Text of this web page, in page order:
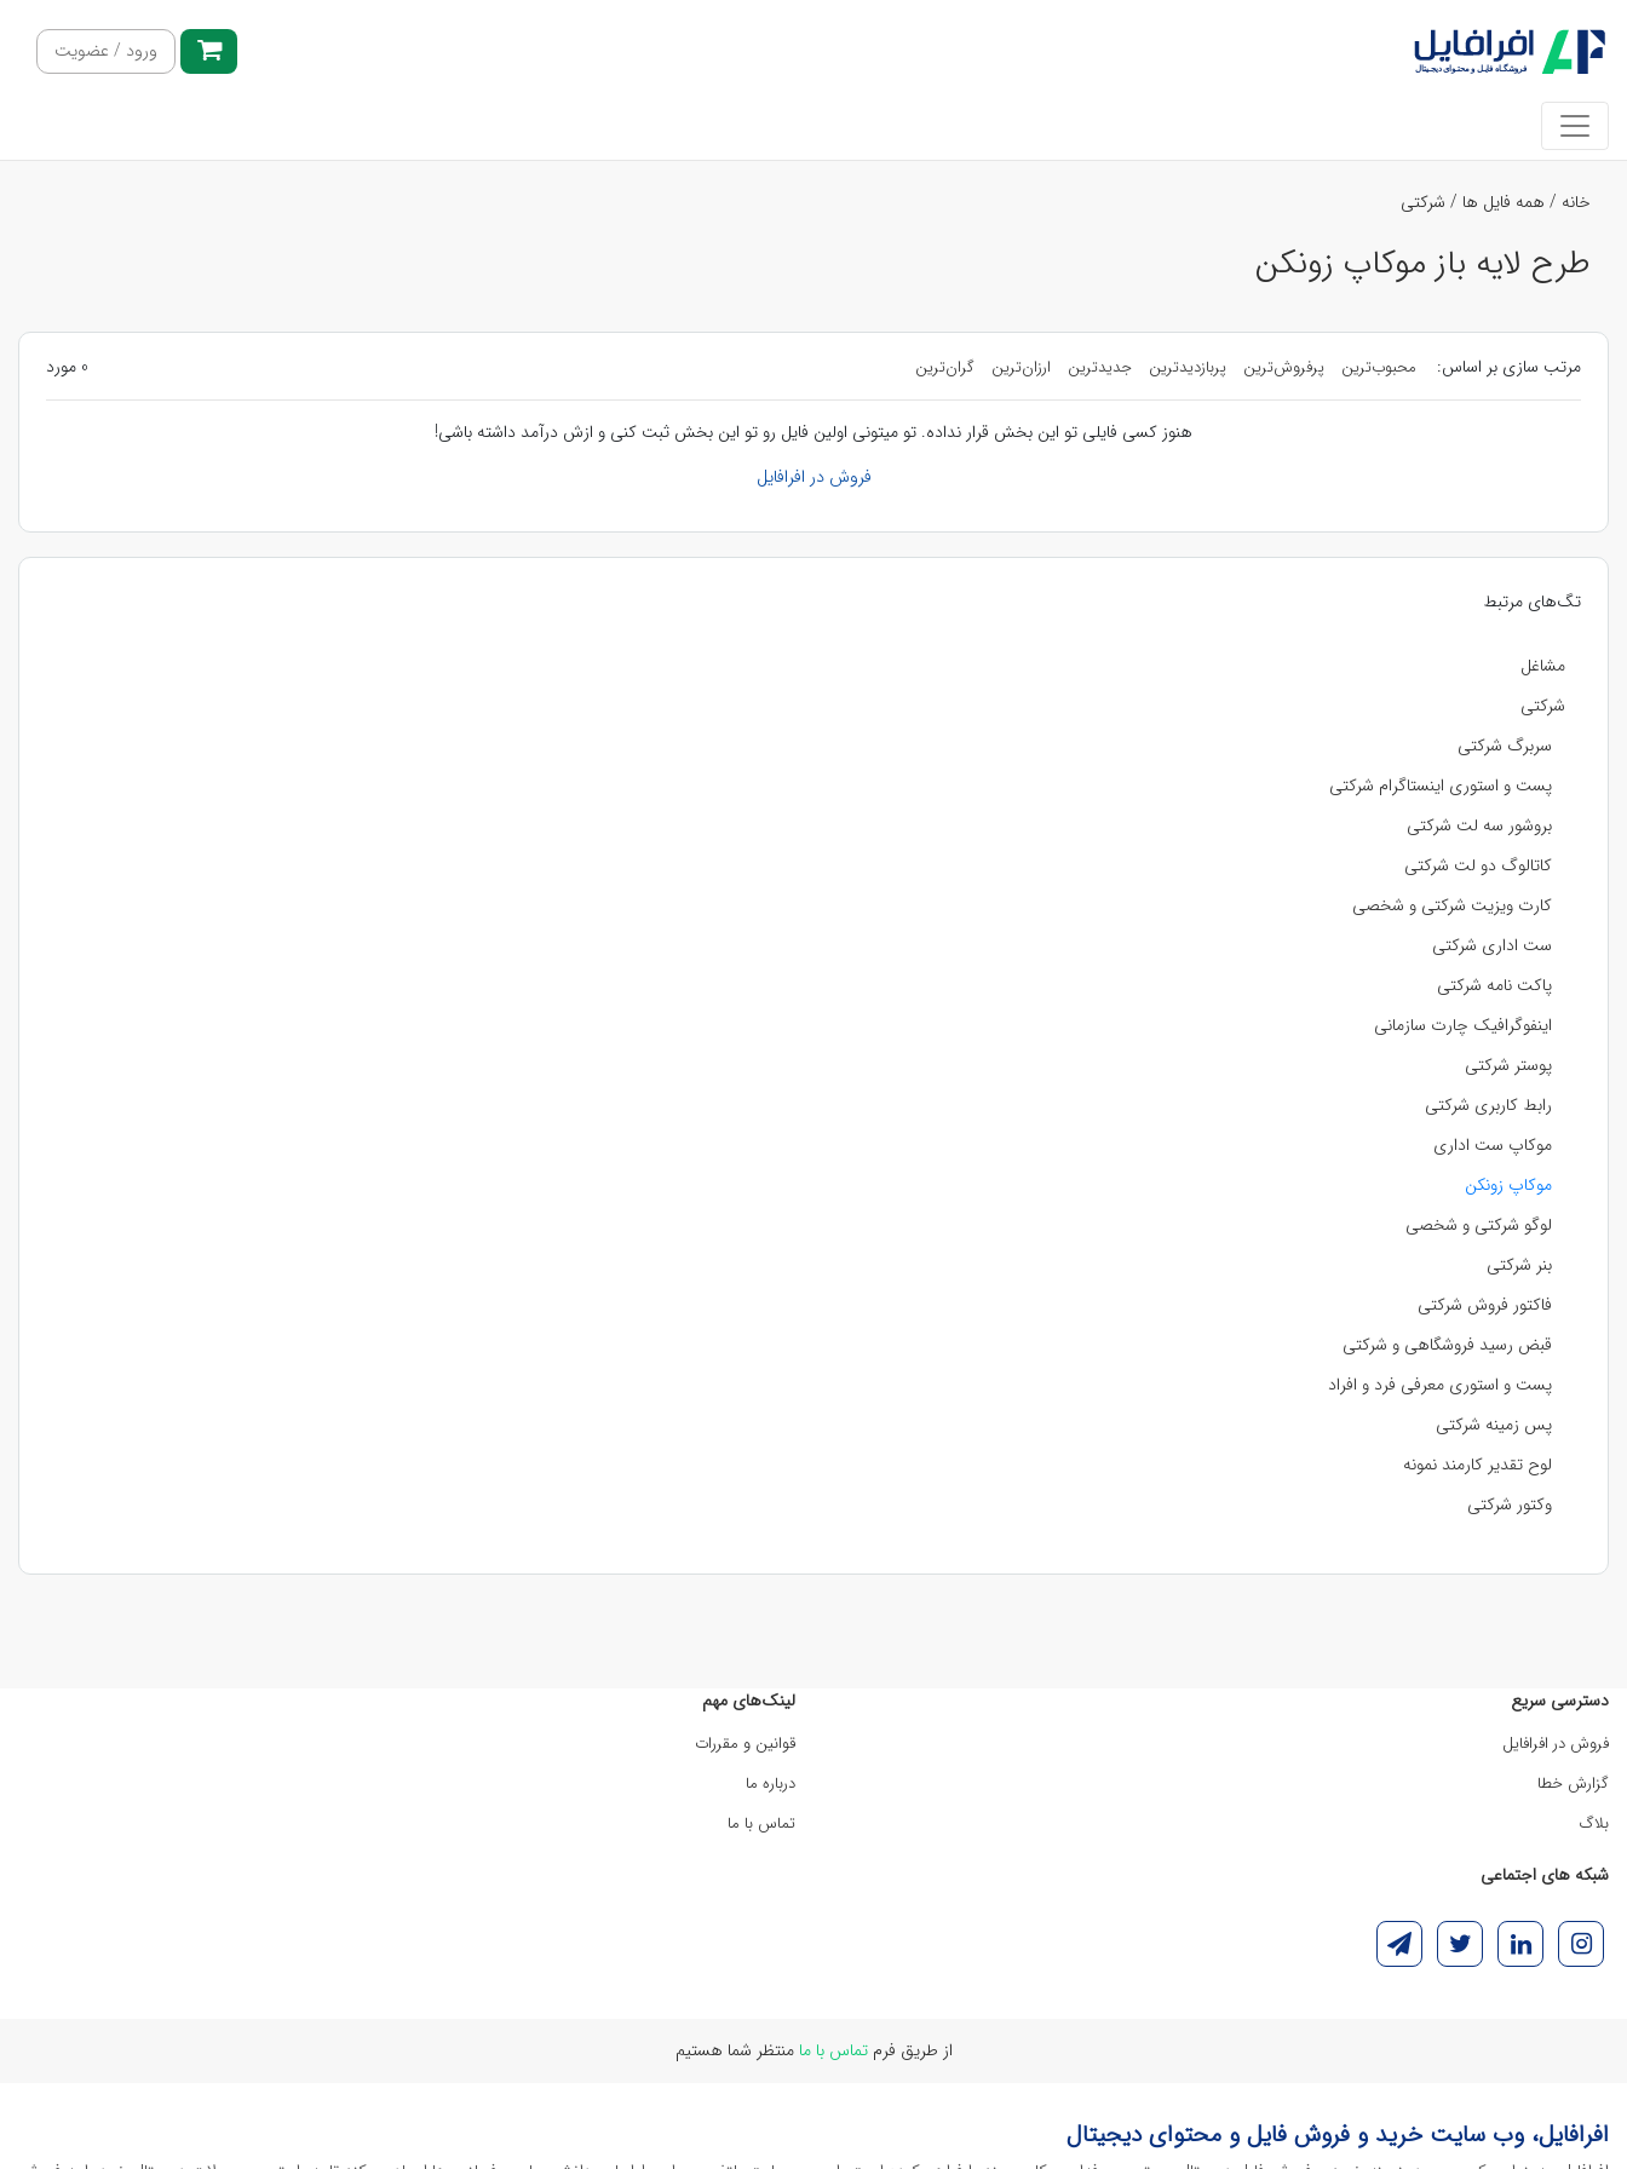
ورود / عضویت
خانه / همه فایل ها / شرکتی
طرح لایه باز موکاپ زونکن
تگ‌های مرتبط
مشاغل
شرکتی
سربرگ شرکتی
پست و استوری اینستاگرام شرکتی
بروشور سه لت شرکتی
کاتالوگ دو لت شرکتی
کارت ویزیت شرکتی و شخصی
ست اداری شرکتی
پاکت نامه شرکتی
اینفوگرافیک چارت سازمانی
پوستر شرکتی
رابط کاربری شرکتی
موکاپ ست اداری
موکاپ زونکن
لوگو شرکتی و شخصی
بنر شرکتی
فاکتور فروش شرکتی
قبض رسید فروشگاهی و شرکتی
پست و استوری معرفی فرد و افراد
پس زمینه شرکتی
لوح تقدیر کارمند نمونه
وکتور شرکتی
مرتب سازی بر اساس: محبوب‌ترین پرفروش‌ترین پربازدیدترین جدیدترین ارزان‌ترین گران‌ترین 0 مورد
هنوز کسی فایلی تو این بخش قرار نداده. تو میتونی اولین فایل رو تو این بخش ثبت کنی و ازش درآمد داشته باشی!
فروش در افرافایل
دسترسی سریع
فروش در افرافایل
گزارش خطا
بلاگ
لینک‌های مهم
قوانین و مقررات
درباره ما
تماس با ما
شبکه های اجتماعی
از طریق فرمتماس با ما منتظر شما هستیم
افرافایل، وب سایت خرید و فروش فایل و محتوای دیجیتال